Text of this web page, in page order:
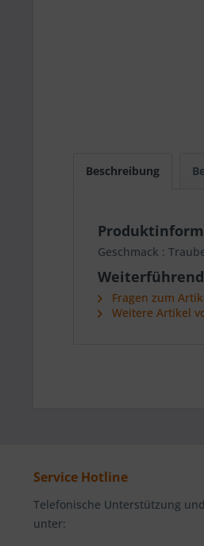
Beschreibung
Geschmack :
Fragen zum
Weitere Artikel
Service Hotline
Telefonische Unterstützung
unter: